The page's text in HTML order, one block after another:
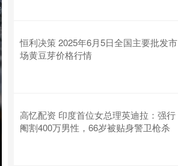
恒利决策 2025年6月5日全国主要批发市
场黄豆芽价格行情
高忆配资 印度首位女总理英迪拉：强行
阉割400万男性，66岁被贴身警卫枪杀